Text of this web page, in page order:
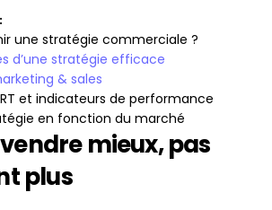
une stratégie commerciale ?
d’une stratégie efficace
& sales
et indicateurs de performance
en fonction du marché
mieux, pas
plus